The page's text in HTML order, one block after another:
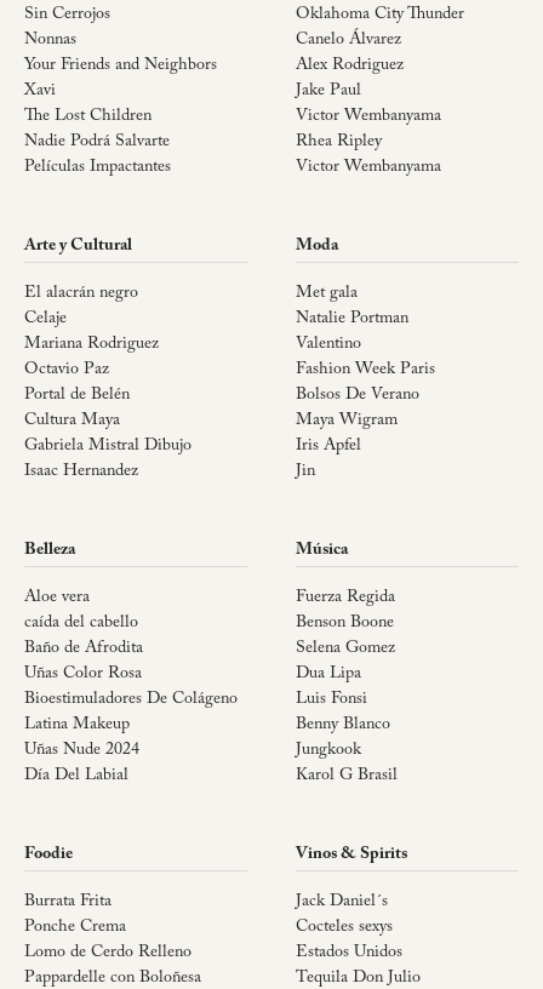
Sin Cerrojos
Nonnas
Your Friends and Neighbors
Xavi
The Lost Children
Nadie Podrá Salvarte
Películas Impactantes
Oklahoma City Thunder
Canelo Álvarez
Alex Rodriguez
Jake Paul
Victor Wembanyama
Rhea Ripley
Victor Wembanyama
Arte y Cultural
El alacrán negro
Celaje
Mariana Rodriguez
Octavio Paz
Portal de Belén
Cultura Maya
Gabriela Mistral Dibujo
Isaac Hernandez
Moda
Met gala
Natalie Portman
Valentino
Fashion Week Paris
Bolsos De Verano
Maya Wigram
Iris Apfel
Jin
Belleza
Aloe vera
caída del cabello
Baño de Afrodita
Uñas Color Rosa
Bioestimuladores De Colágeno
Latina Makeup
Uñas Nude 2024
Día Del Labial
Música
Fuerza Regida
Benson Boone
Selena Gomez
Dua Lipa
Luis Fonsi
Benny Blanco
Jungkook
Karol G Brasil
Foodie
Burrata Frita
Ponche Crema
Lomo de Cerdo Relleno
Pappardelle con Boloñesa
Vinos & Spirits
Jack Daniel´s
Cocteles sexys
Estados Unidos
Tequila Don Julio